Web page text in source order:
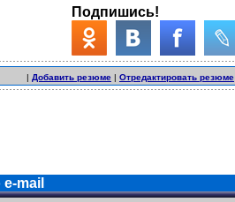
Подпишись!
| Добавить резюме | Отредактировать резюме
mail